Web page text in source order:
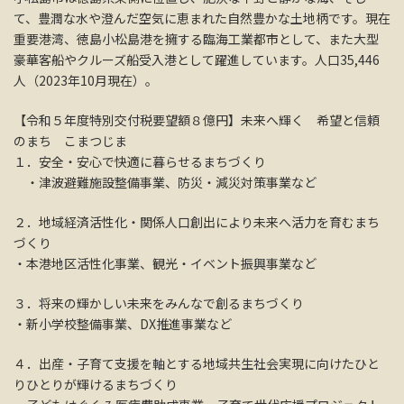
て、豊潤な水や澄んだ空気に恵まれた自然豊かな土地柄です。現在
重要港湾、徳島小松島港を擁する臨海工業都市として、また大型
豪華客船やクルーズ船受入港として躍進しています。人口35,446
人（2023年10月現在）。
【令和５年度特別交付税要望額８億円】未来へ輝く 希望と信頼
のまち こまつじま
１．安全・安心で快適に暮らせるまちづくり
・津波避難施設整備事業、防災・減災対策事業など
２．地域経済活性化・関係人口創出により未来へ活力を育むまち
づくり
・本港地区活性化事業、観光・イベント振興事業など
３．将来の輝かしい未来をみんなで創るまちづくり
・新小学校整備事業、DX推進事業など
４．出産・子育て支援を軸とする地域共生社会実現に向けたひと
りひとりが輝けるまちづくり